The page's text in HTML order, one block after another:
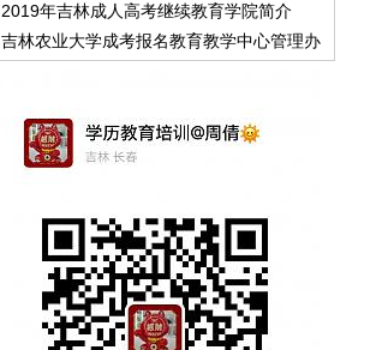
章及学费收费标准
2019年吉林成人高考继续教育学院简介
吉林农业大学成考报名教育教学中心管理办